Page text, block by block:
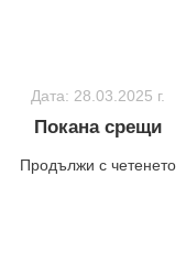
Дата: 28.03.2025 г.
Покана срещи
Продължи с четенето